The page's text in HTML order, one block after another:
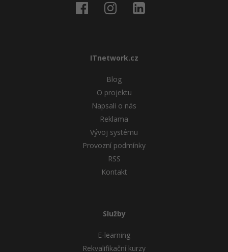
ITnetwork.cz
Blog
O projektu
Napsali o nás
Reklama
Vývoj systému
Provozní podmínky
RSS
Kontakt
Služby
E-learning
Rekvalifikační kurzy